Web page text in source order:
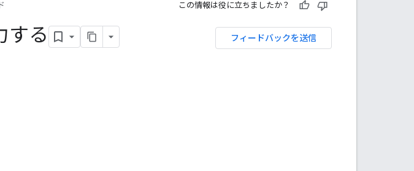
この情報は役に立ちましたか？
フィードバックを送信
する